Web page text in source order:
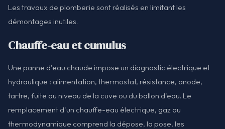
Les travaux de plomberie sont réalisés en limitant les
démontages inutiles.
Chauffe-eau et cumulus
Une panne d'eau chaude impose un diagnostic électrique et
hydraulique : alimentation, thermostat, résistance, anode,
tartre, fuite au niveau de la cuve ou du ballon d'eau. Le
remplacement d'un chauffe-eau électrique, gaz ou
thermodynamique comprend la dépose, la pose, les